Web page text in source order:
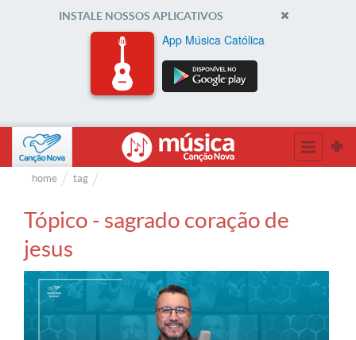
INSTALE NOSSOS APLICATIVOS
App Música Católica
home tag
Tópico - sagrado coração de
jesus